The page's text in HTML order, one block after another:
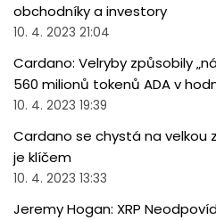
obchodníky a investory
10. 4. 2023 21:04
Cardano: Velryby způsobily
560 milionů tokenů ADA v
10. 4. 2023 19:39
Cardano se chystá na velkou
je klíčem
10. 4. 2023 13:33
Jeremy Hogan: XRP